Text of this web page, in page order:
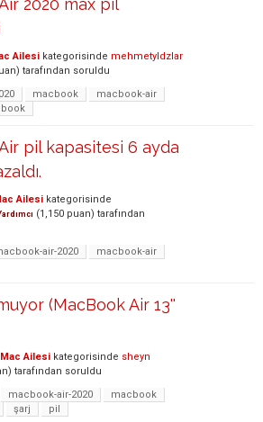
2020 max pil
Ailesi kategorisinde mehmetyldzlar
tarafından soruldu
macbook
macbook-air
pil kapasitesi 6 ayda
Ailesi kategorisinde
(1,150 puan) tarafından
air-2020
macbook-air
(MacBook Air 13''
Mac Ailesi kategorisinde sheyn
tarafından soruldu
macbook-air-2020
macbook
şarj pil